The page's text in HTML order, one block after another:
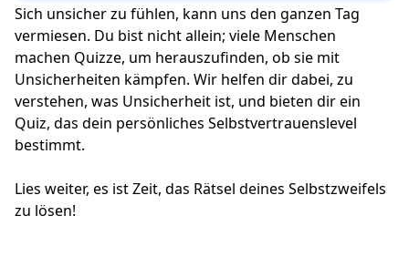
Sich unsicher zu fühlen, kann uns den ganzen Tag
vermiesen. Du bist nicht allein; viele Menschen
machen Quizze, um herauszufinden, ob sie mit
Unsicherheiten kämpfen. Wir helfen dir dabei, zu
verstehen, was Unsicherheit ist, und bieten dir ein
Quiz, das dein persönliches Selbstvertrauenslevel
bestimmt.
Lies weiter, es ist Zeit, das Rätsel deines Selbstzweifels
zu lösen!